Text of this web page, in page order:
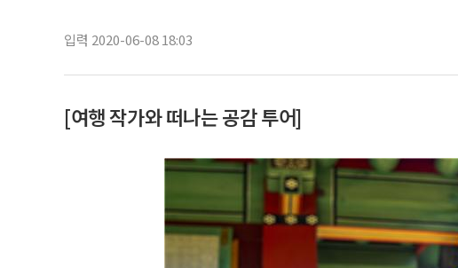
입력 2020-06-08 18:03
[여행 작가와 떠나는 공감 투어]